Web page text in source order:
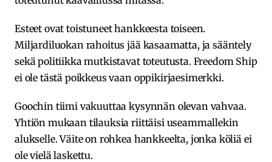
Esteet ovat toistuneet hankkeesta toiseen.
Miljardiluokan rahoitus jää kasaamatta, ja sääntely
sekä politiikka mutkistavat toteutusta. Freedom Ship
ei ole tästä poikkeus vaan oppikirjaesimerkki.
Goochin tiimi vakuuttaa kysynnän olevan vahvaa.
Yhtiön mukaan tilauksia riittäisi useammallekin
alukselle. Väite on rohkea hankkeelta, jonka köliä ei
ole vielä laskettu.